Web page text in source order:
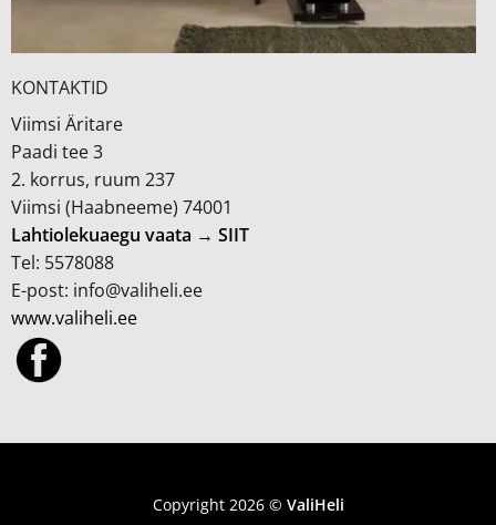
KONTAKTID
Viimsi Äritare
Paadi tee 3
2. korrus, ruum 237
Viimsi (Haabneeme) 74001
Lahtiolekuaegu vaata → SIIT
Tel: 5578088
E-post: info@valiheli.ee
www.valiheli.ee
Copyright 2026 © ValiHeli